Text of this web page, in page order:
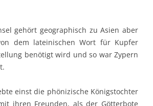
gehört geographisch zu Asien aber
dem lateinischen Wort für Kupfer
benötigt wird und so war Zypern
einst die phönizische Königstochter
ihren Freunden, als der Götterbote